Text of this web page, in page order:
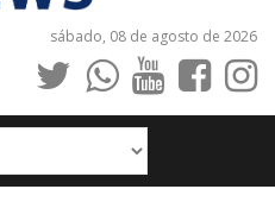
sábado, 08 de agosto de 2026